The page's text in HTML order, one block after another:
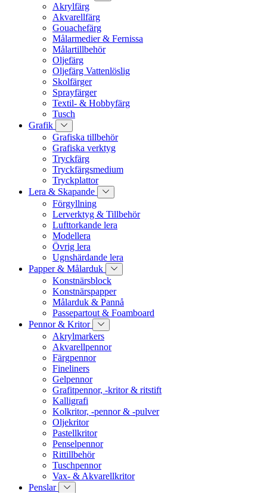
Akrylfärg
Akvarellfärg
Gouachefärg
Målarmedier & Fernissa
Målartillbehör
Oljefärg
Oljefärg Vattenlöslig
Skolfärger
Sprayfärger
Textil- & Hobbyfärg
Tusch
Grafik
Grafiska tillbehör
Grafiska verktyg
Tryckfärg
Tryckfärgsmedium
Tryckplattor
Lera & Skapande
Förgyllning
Lerverktyg & Tillbehör
Lufttorkande lera
Modellera
Övrig lera
Ugnshärdande lera
Papper & Målarduk
Konstnärsblock
Konstnärspapper
Målarduk & Pannå
Passepartout & Foamboard
Pennor & Kritor
Akrylmarkers
Akvarellpennor
Färgpennor
Fineliners
Gelpennor
Grafitpennor, -kritor & ritstift
Kalligrafi
Kolkritor, -pennor & -pulver
Oljekritor
Pastellkritor
Penselpennor
Rittillbehör
Tuschpennor
Vax- & Akvarellkritor
Penslar